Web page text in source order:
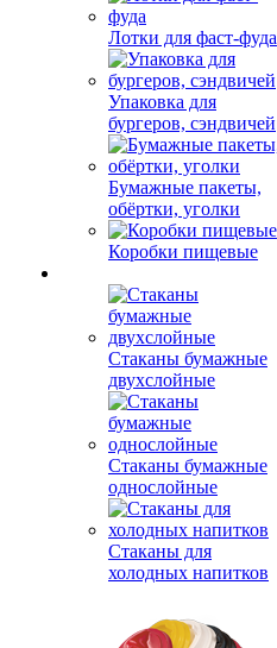
Лотки для фаст-фуда
Упаковка для
бургеров, сэндвичей
Бумажные пакеты,
обёртки, уголки
Коробки пищевые
Стаканы бумажные
двухслойные
Стаканы бумажные
однослойные
Стаканы для
холодных напитков